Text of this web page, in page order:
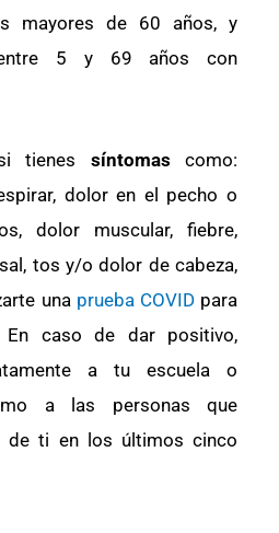
mayores de 60 años, y
5 y 69 años con
tienes síntomascomo:
dolor en el pecho o
dolor muscular, fiebre,
tos y/o dolor de cabeza,
una prueba COVIDpara
caso de dar positivo,
a tu escuela o
a las personas que
de ti en los últimos cinco